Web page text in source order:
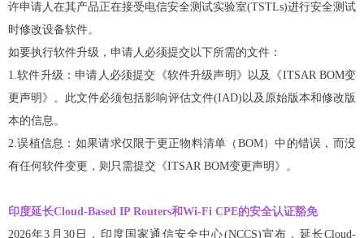
许申请人在其产品正在接受电信安全测试实验室(TSTLs)进行安全测试
时修改设备软件。
如要执行软件升级，申请人必须提交以下所需的文件：
1.软件升级：申请人必须提交《软件升级声明》以及《ITSAR BOM变
更声明》。此文件必须包括影响评估文件(IAD)以及原始版本和修改版
本的信息。
2.误植信息：如果请求仅限于更正物料清单（BOM）中的错误，而没
有任何软件变更，则只需提交《ITSAR BOM变更声明》。
印度延长Cloud-Based IP Routers和Wi-Fi CPE的安全认证豁免
2026年3月30日，印度国家通信安全中心(NCCS)宣布，延长Cloud-